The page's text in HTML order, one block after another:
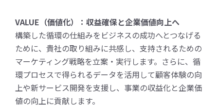
VALUE（価値化）：収益確保と企業価値向上へ
構築した循環の仕組みをビジネスの成功へとつなげる
ために、貴社の取り組みに共感し、支持されるための
マーケティング戦略を立案・実行します。さらに、循
環プロセスで得られるデータを活用して顧客体験の向
上や新サービス開発を支援し、事業の収益化と企業価
値の向上に貢献します。